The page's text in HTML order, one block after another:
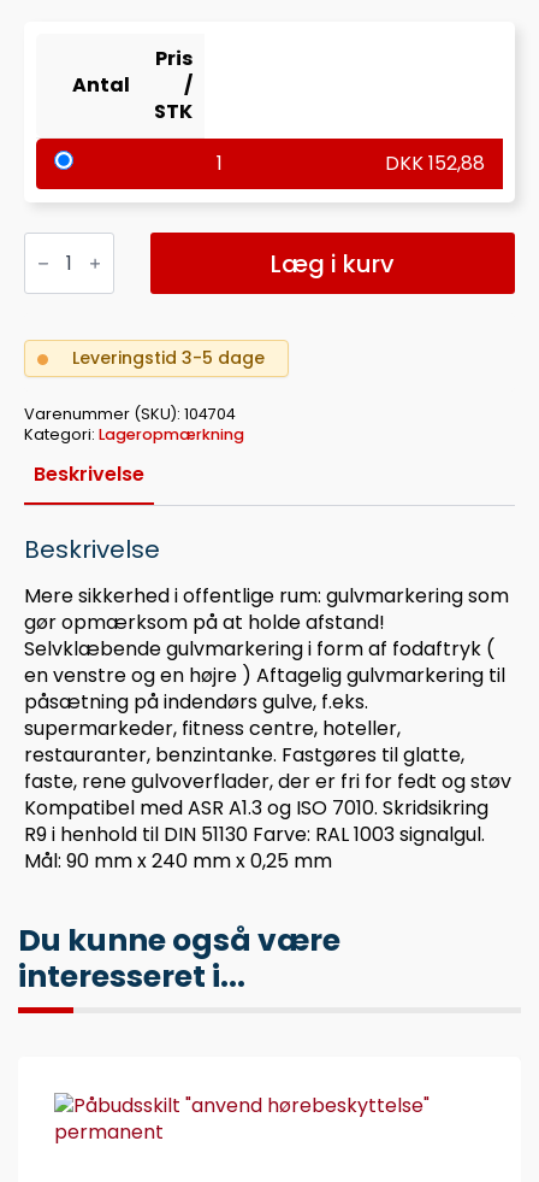
Antal
Pris
/
STK
1
DKK152,88
Gulvmarkering
"fod"
aftagelig
antal
Læg i kurv
Leveringstid 3-5 dage
Varenummer (SKU): 104704
Kategori: Lageropmærkning
Beskrivelse
Beskrivelse
Mere sikkerhed i offentlige rum: gulvmarkering som
gør opmærksom på at holde afstand!
Selvklæbende gulvmarkering i form af fodaftryk (
en venstre og en højre ) Aftagelig gulvmarkering til
påsætning på indendørs gulve, f.eks.
supermarkeder, fitness centre, hoteller,
restauranter, benzintanke. Fastgøres til glatte,
faste, rene gulvoverflader, der er fri for fedt og støv
Kompatibel med ASR A1.3 og ISO 7010. Skridsikring
R9 i henhold til DIN 51130 Farve: RAL 1003 signalgul.
Mål: 90 mm x 240 mm x 0,25 mm
Du kunne også være
interesseret i...